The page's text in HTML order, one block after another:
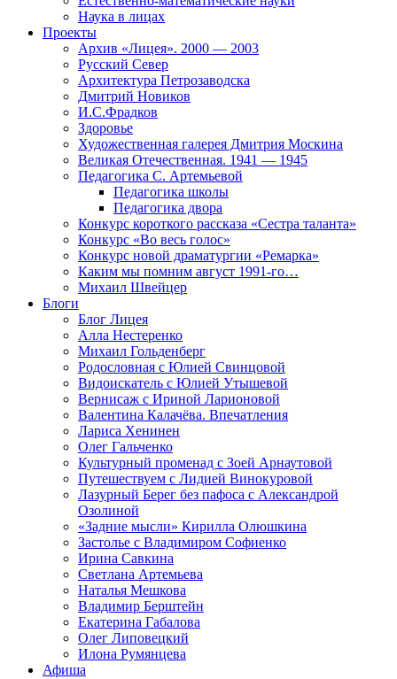
Наука в лицах
Проекты
Архив «Лицея». 2000 — 2003
Русский Север
Архитектура Петрозаводска
Дмитрий Новиков
И.С.Фрадков
Здоровье
Художественная галерея Дмитрия Москина
Великая Отечественная. 1941 — 1945
Педагогика С. Артемьевой
Педагогика школы
Педагогика двора
Конкурс короткого рассказа «Сестра таланта»
Конкурс «Во весь голос»
Конкурс новой драматургии «Ремарка»
Каким мы помним август 1991-го…
Михаил Швейцер
Блоги
Блог Лицея
Алла Нестеренко
Михаил Гольденберг
Родословная с Юлией Свинцовой
Видоискатель с Юлией Утышевой
Вернисаж с Ириной Ларионовой
Валентина Калачёва. Впечатления
Лариса Хенинен
Олег Гальченко
Культурный променад с Зоей Арнаутовой
Путешествуем с Лидией Винокуровой
Лазурный Берег без пафоса с Александрой
Озолиной
«Задние мысли» Кирилла Олюшкина
Застолье с Владимиром Софиенко
Ирина Савкина
Светлана Артемьева
Наталья Мешкова
Владимир Берштейн
Екатерина Габалова
Олег Липовецкий
Илона Румянцева
Афиша